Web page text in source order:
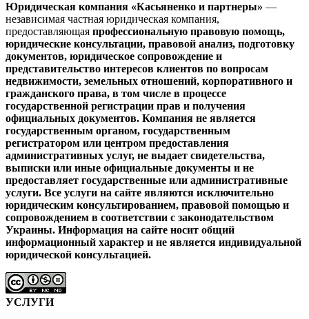
Юридическая компания «Касьяненко и партнеры» —
независимая частная юридическая компания,
предоставляющая профессиональную правовую помощь,
юридические консультации, правовой анализ, подготовку
документов, юридическое сопровождение и
представительство интересов клиентов по вопросам
недвижимости, земельных отношений, корпоративного и
гражданского права, в том числе в процессе
государственной регистрации прав и получения
официальных документов. Компания не является
государственным органом, государственным
регистратором или центром предоставления
административных услуг, не выдает свидетельства,
выписки или иные официальные документы и не
предоставляет государственные или административные
услуги. Все услуги на сайте являются исключительно
юридическим консультированием, правовой помощью и
сопровождением в соответствии с законодательством
Украины. Информация на сайте носит общий
информационный характер и не является индивидуальной
юридической консультацией.
УСЛУГИ